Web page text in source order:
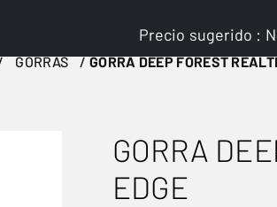
GORRAS GORRA DEEP FOREST
GORRA
EDGE
Precio sugerido :